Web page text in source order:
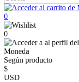
0
0
Moneda
Según producto
$
USD